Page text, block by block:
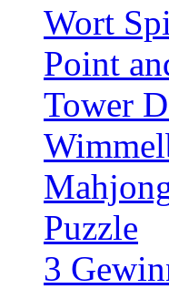
Wort
Point
Tower
Puzzle
3